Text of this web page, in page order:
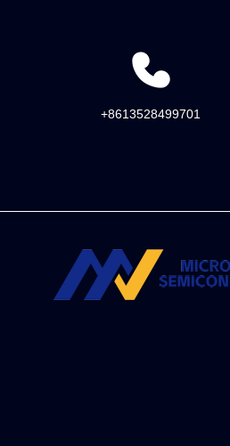
+8613528499701